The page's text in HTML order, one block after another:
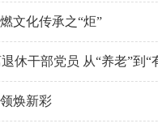
文化传承之“炬”
休干部党员 从“养老”到“
焕新彩